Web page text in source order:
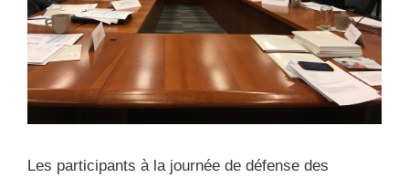
Les participants à la journée de défense des